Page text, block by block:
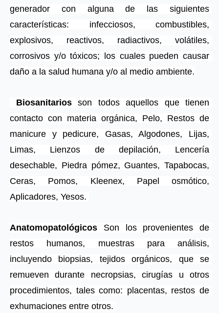
generador con alguna de las siguientes
características: infecciosos, combustibles,
explosivos, reactivos, radiactivos, volátiles,
corrosivos y/o tóxicos; los cuales pueden causar
daño a la salud humana y/o al medio ambiente.
Biosanitarios son todos aquellos que tienen
contacto con materia orgánica, Pelo, Restos de
manicure y pedicure, Gasas, Algodones, Lijas,
Limas, Lienzos de depilación, Lencería
desechable, Piedra pómez, Guantes, Tapabocas,
Ceras, Pomos, Kleenex, Papel osmótico,
Aplicadores, Yesos.
Anatomopatológicos Son los provenientes de
restos humanos, muestras para análisis,
incluyendo biopsias, tejidos orgánicos, que se
remueven durante necropsias, cirugías u otros
procedimientos, tales como: placentas, restos de
exhumaciones entre otros.